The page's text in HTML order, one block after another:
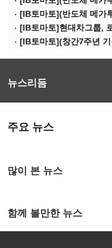
뉴스리듬
주요 뉴스
많이 본 뉴스
함께 볼만한 뉴스